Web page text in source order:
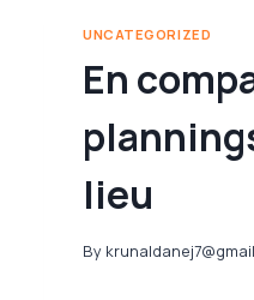
UNCATEGORIZED
En
lieu
By